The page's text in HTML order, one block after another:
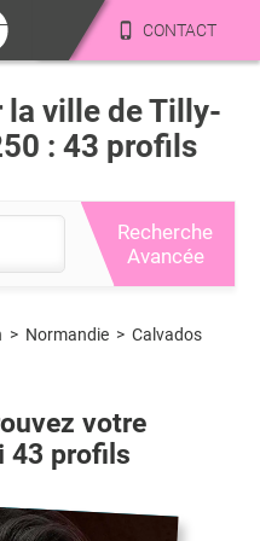
CONTACT
ville de Tilly-
: 43 profils
Recherche
Avancée
> Normandie > Calvados
votre
43 profils